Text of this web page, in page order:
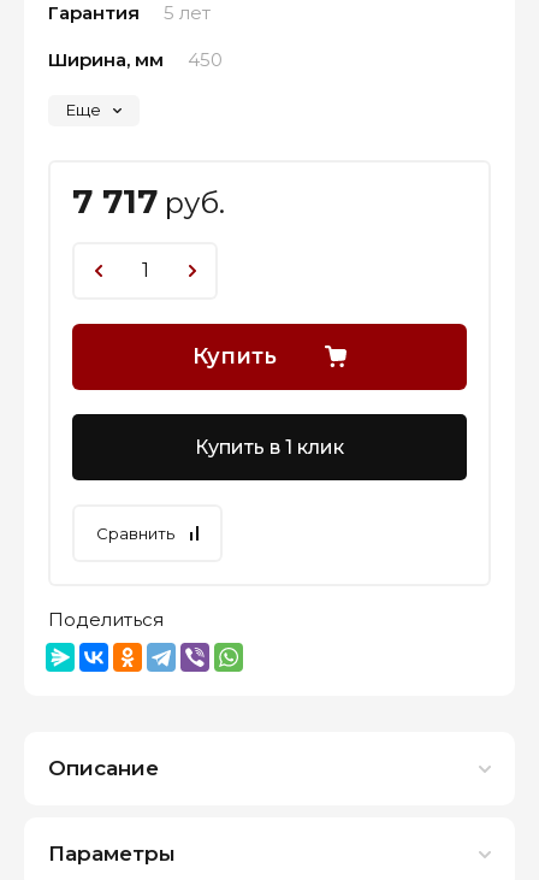
Гарантия 5 лет
Ширина, мм 450
Еще
7 717 руб.
Купить
Купить в 1 клик
Сравнить
Поделиться
Описание
Параметры